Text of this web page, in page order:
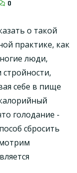
0
о такой
практике, как
люди,
стройности,
себе в пище
голодание -
сбросить